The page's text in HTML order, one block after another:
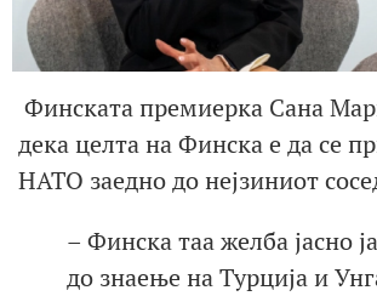
Финската премиерка Сана
дека целта на Финска е да се
НАТО заедно до нејзиниот
– Финска таа желба јасно
до знаење на Турција и